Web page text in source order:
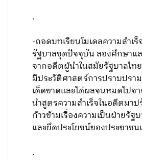
.
-ถอดบทเรียนโมเดลความสำเ
รัฐบาลชุดปัจจุบัน ลองศึกษาแ
จากอดีตผู้นำในสมัยรัฐบาลไท
มีประวัติศาสตร์การปราบปรา
เด็ดขาดและได้ผลจนหมดไปจา
นำสูตรความสำเร็จในอดีตมาป
ก้าวข้ามเรื่องความเป็นฝ่ายรัฐ
และยึดประโยชน์ของประชาช
.